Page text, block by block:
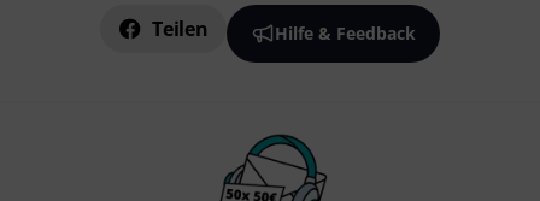
Teilen Hilfe & Feedback